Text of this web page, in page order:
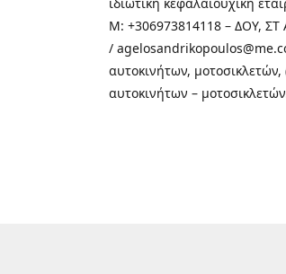
M: +306973814118 – ΔΟΥ,
/
αυτοκινήτων,
αυτοκινήτων –